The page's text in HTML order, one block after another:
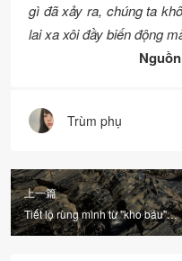
gì đã xảy ra, chúng ta
lai xa xôi đầy biến động
Trùm phụ
上一篇
Tiết lộ rùng mình từ "kho báu"
thủy tinh 1.800 năm ở Nam Cực